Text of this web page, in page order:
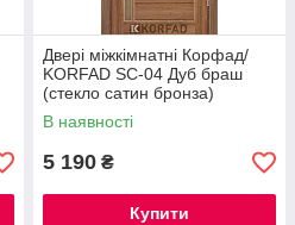
Двері міжкімнатні Корфад/
KORFAD SC-04 Дуб браш
(стекло сатин бронза)
В наявності
5 190 ₴
Купити